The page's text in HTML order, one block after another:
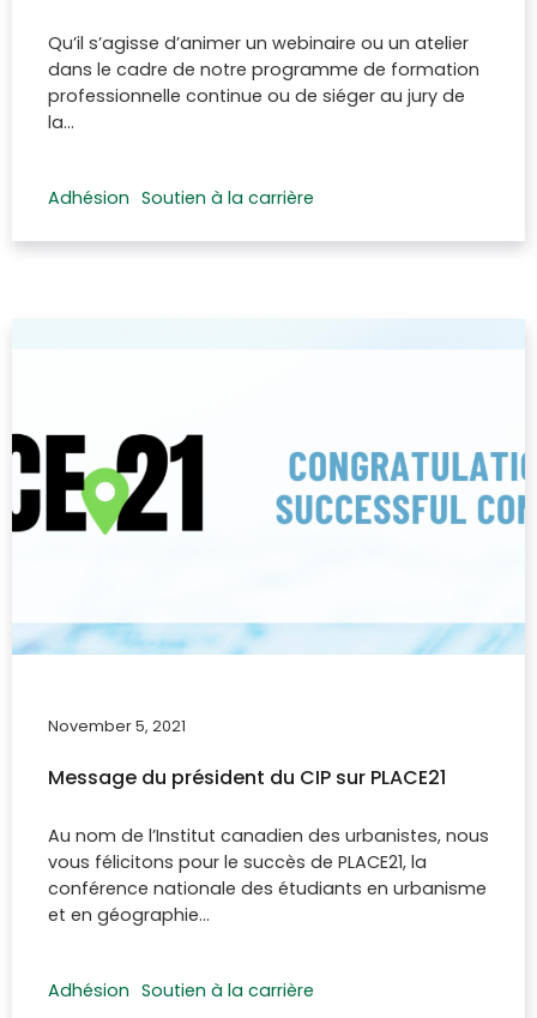
Qu’il s’agisse d’animer un webinaire ou un atelier
dans le cadre de notre programme de formation
professionnelle continue ou de siéger au jury de
la…
Adhésion Soutien à la carrière
November 5, 2021
Message du président du CIP sur PLACE21
Au nom de l’Institut canadien des urbanistes, nous
vous félicitons pour le succès de PLACE21, la
conférence nationale des étudiants en urbanisme
et en géographie…
Adhésion Soutien à la carrière